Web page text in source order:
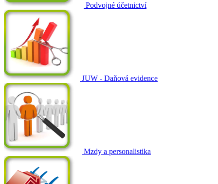
Podvojné účetnictví
JUW - Daňová evidence
Mzdy a personalistika